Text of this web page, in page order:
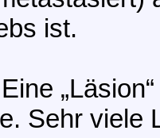
ist.
Sehr viele